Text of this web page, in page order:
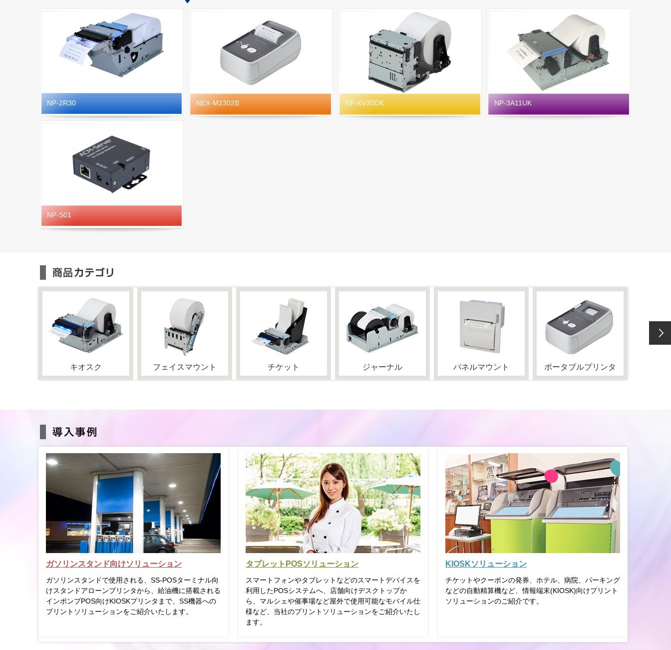
NP-2R30 NEX-M2302B NP-KV20DK NP-3A11UK
NP-S01
キオスク フェイスマウント チケット ジャーナル パネルマウント ポータブルプリンタ
ガソリンスタンド向けソリューション
ガソリンスタンドで使用される、SS-POSターミナル向
けスタンドアローンプリンタから、給油機に搭載される
インポンプPOS向けKIOSKプリンタまで、SS機器への
プリントソリューションをご紹介いたします。
タブレットPOSソリューション
スマートフォンやタブレットなどのスマートデバイスを
利用したPOSシステムへ、店舗向けデスクトップか
ら、マルシェや催事場など屋外で使用可能なモバイル仕
様など、当社のプリントソリューションをご紹介いたし
ます。
KIOSKソリューション
チケットやクーポンの発券、ホテル、病院、パーキング
などの自動精算機など、情報端末(KIOSK)向けプリント
ソリューションのご紹介です。